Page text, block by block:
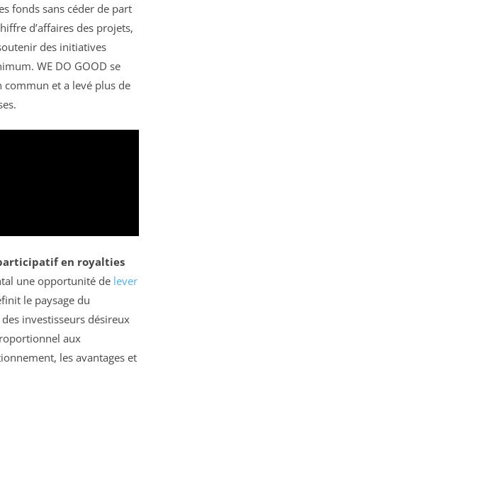
fonds sans céder de part
d’affaires des projets,
des initiatives
WE DO GOOD se
commun et a levé plus de
en royalties
une opportunité de lever
le paysage du
investisseurs désireux
aux
les avantages et